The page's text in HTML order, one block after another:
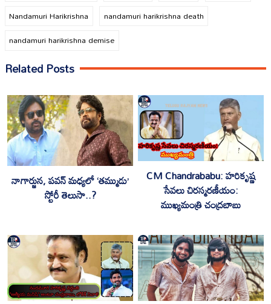
Nandamuri Harikrishna
nandamuri harikrishna death
nandamuri harikrishna demise
Related Posts
నాగార్జున, పవన్ మధ్యలో ‘తమ్ముడు’
స్టోరీ తెలుసా..?
CM Chandrababu: హరికృష్ణ
సేవలు చిరస్మరణీయం:
ముఖ్యమంత్రి చంద్రబాబు